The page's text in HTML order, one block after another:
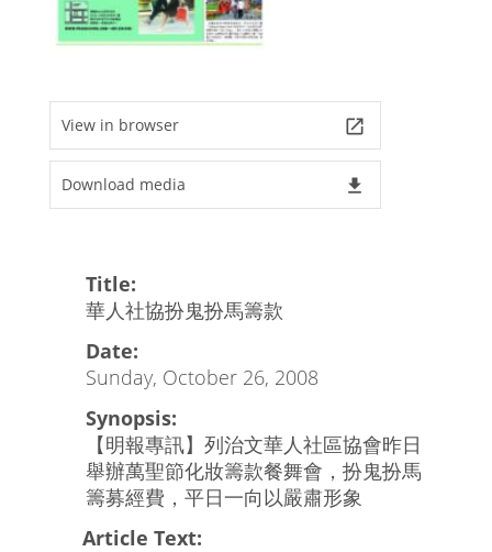
View in browser launch
Download media file_download
Title:
華人社協扮鬼扮馬籌款
Date:
Sunday, October 26, 2008
Synopsis:
【明報專訊】列治文華人社區協會昨日
舉辦萬聖節化妝籌款餐舞會，扮鬼扮馬
籌募經費，平日一向以嚴肅形象
Article Text: